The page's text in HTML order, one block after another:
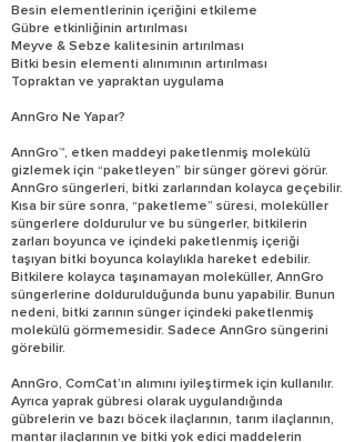
Besin elementlerinin içeriğini etkileme
Gübre etkinliğinin artırılması
Meyve & Sebze kalitesinin artırılması
Bitki besin elementi alınımının artırılması
Topraktan ve yapraktan uygulama
AnnGro Ne Yapar?
AnnGro™, etken maddeyi paketlenmiş molekülü
gizlemek için “paketleyen” bir sünger görevi görür.
AnnGro süngerleri, bitki zarlarından kolayca geçebilir.
Kısa bir süre sonra, “paketleme” süresi, moleküller
süngerlere doldurulur ve bu süngerler, bitkilerin
zarları boyunca ve içindeki paketlenmiş içeriği
taşıyan bitki boyunca kolaylıkla hareket edebilir.
Bitkilere kolayca taşınamayan moleküller, AnnGro
süngerlerine doldurulduğunda bunu yapabilir. Bunun
nedeni, bitki zarının sünger içindeki paketlenmiş
molekülü görmemesidir. Sadece AnnGro süngerini
görebilir.
AnnGro, ComCat’ın alımını iyileştirmek için kullanılır.
Ayrıca yaprak gübresi olarak uygulandığında
gübrelerin ve bazı böcek ilaçlarının, tarım ilaçlarının,
mantar ilaçlarının ve bitki yok edici maddelerin